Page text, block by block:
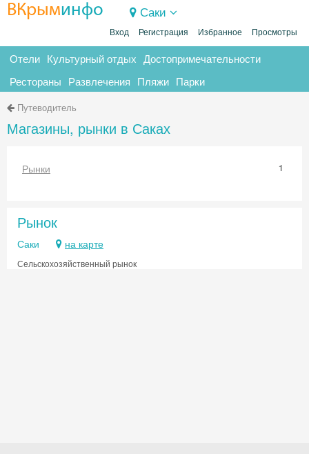
ВКрыминфо Саки
Вход Регистрация Избранное Просмотры
Отели Культурный отдых Достопримечательности
Рестораны Развлечения Пляжи Парки
Путеводитель
Магазины, рынки в Саках
Рынки 1
Рынок
Саки на карте
Сельскохозяйственный рынок